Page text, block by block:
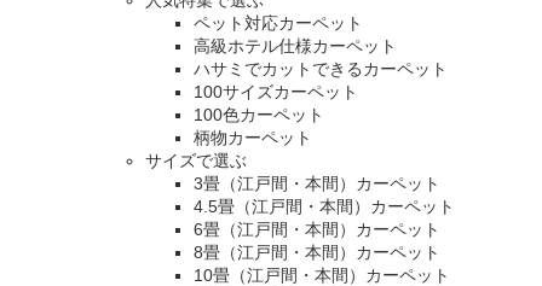
ペット対応カーペット
高級ホテル仕様カーペット
ハサミでカットできるカーペット
100サイズカーペット
100色カーペット
柄物カーペット
サイズで選ぶ
3畳（江戸間・本間）カーペット
4.5畳（江戸間・本間）カーペット
6畳（江戸間・本間）カーペット
8畳（江戸間・本間）カーペット
10畳（江戸間・本間）カーペット